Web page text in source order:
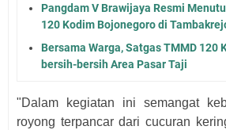
Pangdam V Brawijaya Resmi
120 Kodim Bojonegoro di
Bersama Warga, Satgas TMMD 120
bersih-bersih Area Pasar Taji
"Dalam kegiatan ini semangat
royong terpancar dari cucuran